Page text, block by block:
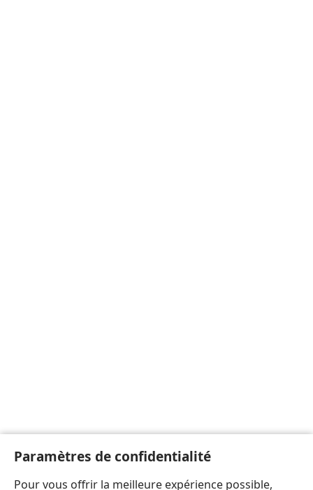
Paramètres de confidentialité
Pour vous offrir la meilleure expérience possible,